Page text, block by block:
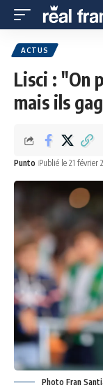
ACTUS
Lisci : "On
mais ils
Punto Publié le 21 février
Photo Fran